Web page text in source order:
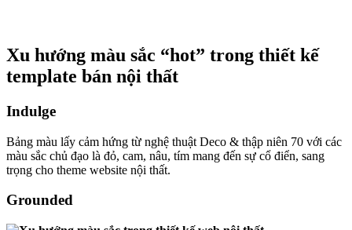
Xu hướng màu sắc “hot” trong thiết kế
template bán nội thất
Indulge
Bảng màu lấy cảm hứng từ nghệ thuật Deco & thập niên 70 với các
màu sắc chủ đạo là đỏ, cam, nâu, tím mang đến sự cổ điển, sang
trọng cho theme website nội thất.
Grounded